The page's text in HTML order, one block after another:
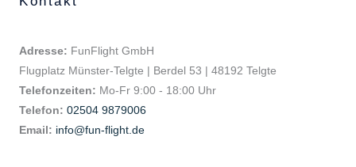
Adresse: FunFlight GmbH
Flugplatz Münster-Telgte | Berdel 53 | 48192 Telgte
Telefonzeiten: Mo-Fr 9:00 - 18:00 Uhr
Telefon: 02504 9879006
Email: info@fun-flight.de